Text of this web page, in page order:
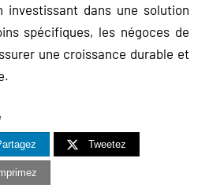
investissant dans une solution
spécifiques, les négoces de
une croissance durable et
Tweetez